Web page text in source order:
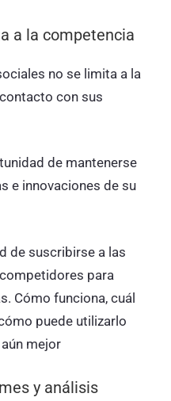
a la competencia
no se limita a la
con sus
de mantenerse
e innovaciones de su
de suscribirse a las
para
Cómo funciona, cuál
puede utilizarlo
mejor
y análisis